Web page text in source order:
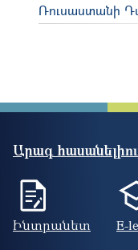
Ռուսաստանի
Արագ
Ինտրանետ E-